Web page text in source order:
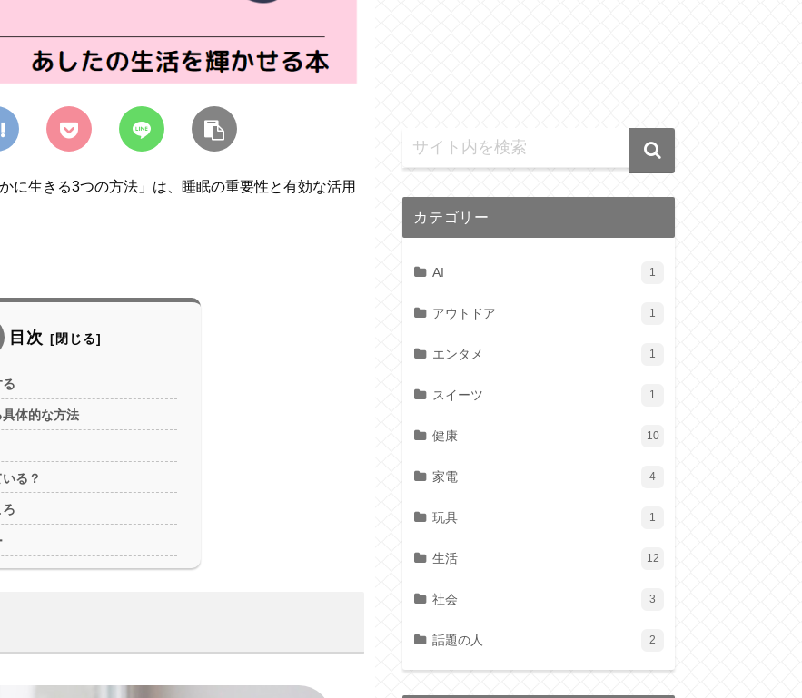
に生きる3つの方法」は、睡眠の重要性と有効な活用
目次
体的な方法
る？
カテゴリー
AI 1
アウトドア 1
エンタメ 1
スイーツ 1
健康 10
家電 4
玩具 1
生活 12
社会 3
話題の人 2